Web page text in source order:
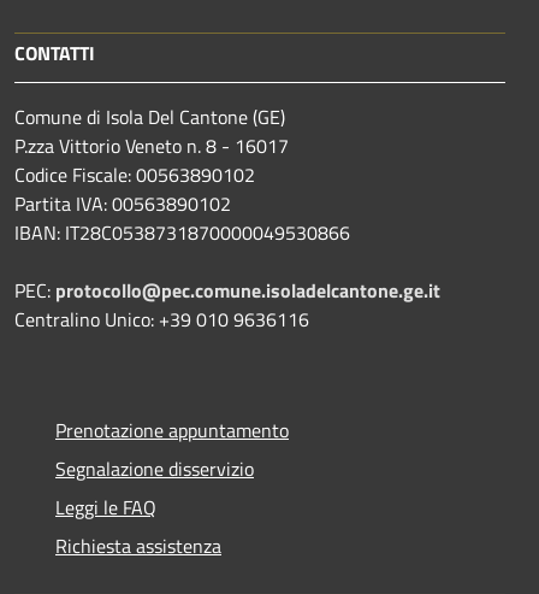
CONTATTI
Comune di Isola Del Cantone (GE)
P.zza Vittorio Veneto n. 8 - 16017
Codice Fiscale: 00563890102
Partita IVA: 00563890102
IBAN: IT28C0538731870000049530866
PEC: protocollo@pec.comune.isoladelcantone.ge.it
Centralino Unico: +39 010 9636116
Prenotazione appuntamento
Segnalazione disservizio
Leggi le FAQ
Richiesta assistenza